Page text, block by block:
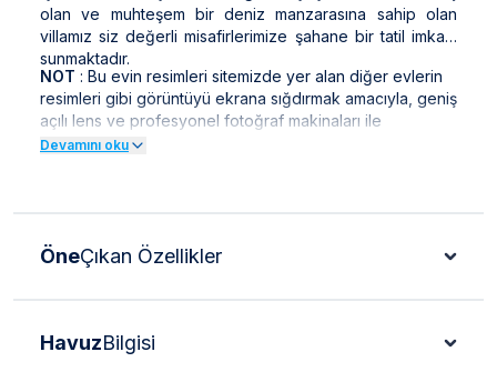
olan ve muhteşem bir deniz manzarasına sahip olan
villamız siz değerli misafirlerimize şahane bir tatil imkanı
sunmaktadır.
NOT : Bu evin resimleri sitemizde yer alan diğer evlerin
resimleri gibi görüntüyü ekrana sığdırmak amacıyla, geniş
açılı lens ve profesyonel fotoğraf makinaları ile
çekilmektedir. Bu nedenle resimler üzerinde yer alan
olarak ilaçlama yapılmaktadır. Ancak yine de çevrede
kelebek, böcek, sinek vb. bulunma ihtimali
Devamını oku
ÖneÇıkan Özellikler
HavuzBilgisi